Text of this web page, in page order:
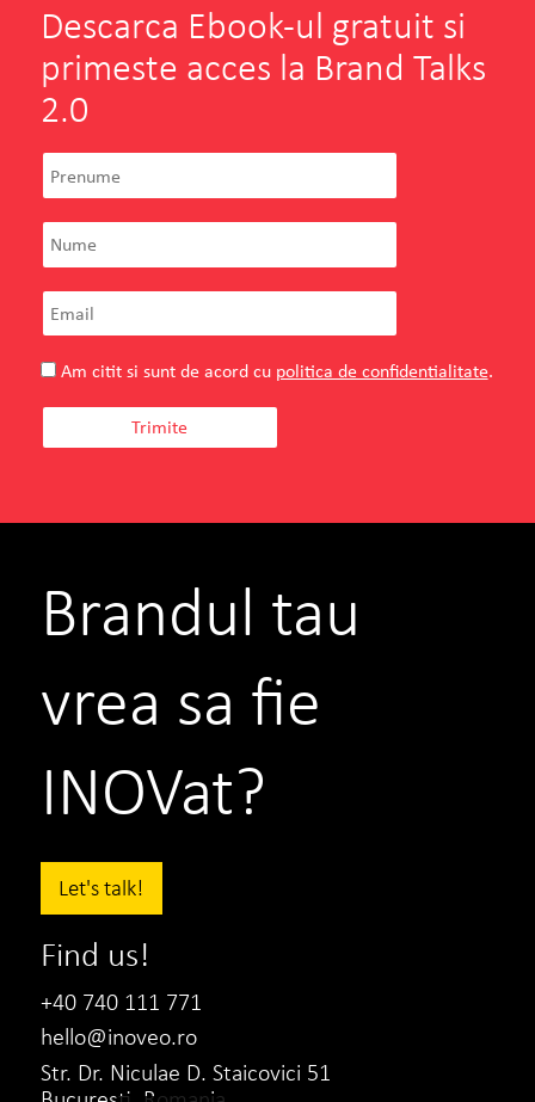
Teilor
TEILOR – o poveste reala, inceputa acum
doua decenii, pe Strada Teilor, in Pitesti.
VEZI PROIECTUL
ASE
Conf. Univ. Florina Mohanu
Director de Marketing si Comunicare
Sunt multe agentii de branding,
Descarca Ebook-ul gratuit si
primeste acces la Brand Talks
2.0
Am citit si sunt de acord cu politica de confidentialitate.
Brandul tau
vrea sa fie
INOVat?
Let's talk!
Find us!
+40 740 111 771
hello@inoveo.ro
Str. Dr. Niculae D. Staicovici 51